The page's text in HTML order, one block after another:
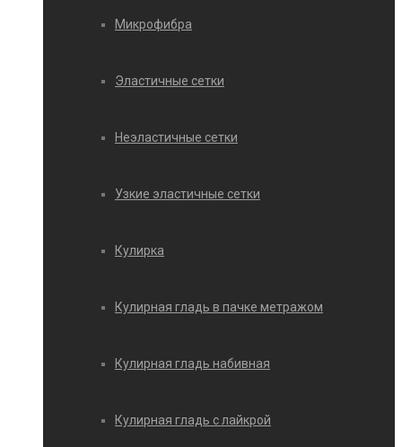
Микрофибра
Эластичные сетки
Неэластичные сетки
Узкие эластичные сетки
Кулирка
Кулирная гладь в пачке метражом
Кулирная гладь набивная
Кулирная гладь с лайкрой